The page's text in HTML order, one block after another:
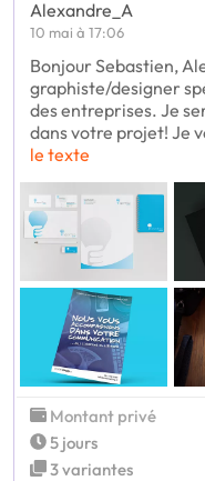
Alexandre_A
10 mai à 17:06
Bonjour Sebastien,
graphiste/designer
des entreprises. Je
dans votre projet! Je
le texte
Montant privé
5 jours
3 variantes